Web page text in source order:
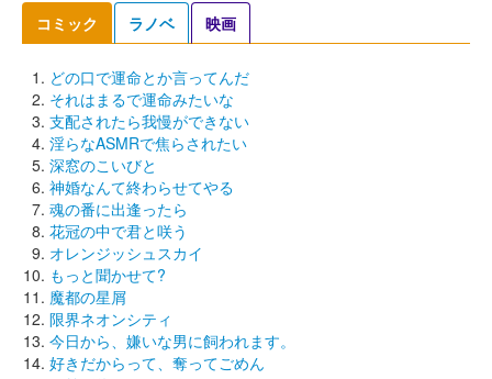
コミック ラノベ 映画
どの口で運命とか言ってんだ
それはまるで運命みたいな
支配されたら我慢ができない
淫らなASMRで焦らされたい
深窓のこいびと
神婚なんて終わらせてやる
魂の番に出逢ったら
花冠の中で君と咲う
オレンジッシュスカイ
もっと聞かせて?
魔都の星屑
限界ネオンシティ
今日から、嫌いな男に飼われます。
好きだからって、奪ってごめん